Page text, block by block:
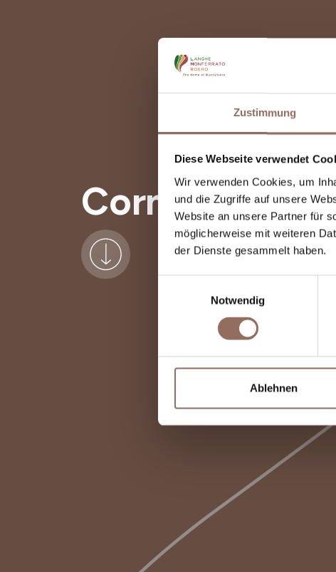
Zustimmung
Diese Webseite verwendet
Wir verwenden Cookies, um
und die Zugriffe auf unsere
Website an unsere Partner für
möglicherweise mit weiteren
der Dienste gesammelt haben.
Notwendig
Ablehnen
Corneliano D